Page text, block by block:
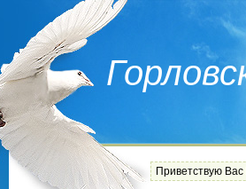
Приветствую Вас